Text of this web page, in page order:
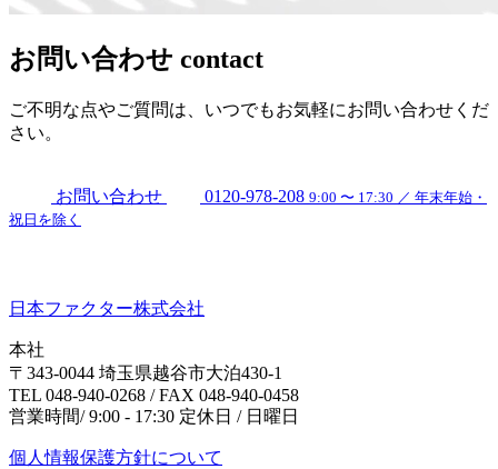
お問い合わせ contact
ご不明な点やご質問は、いつでもお気軽にお問い合わせくだ
さい。
お問い合わせ 0120-978-208 9:00 〜 17:30 ／ 年末年始・
祝日を除く
日本ファクター株式会社
本社
〒343-0044 埼玉県越谷市大泊430-1
TEL 048-940-0268 / FAX 048-940-0458
営業時間/ 9:00 - 17:30 定休日 / 日曜日
個人情報保護方針について